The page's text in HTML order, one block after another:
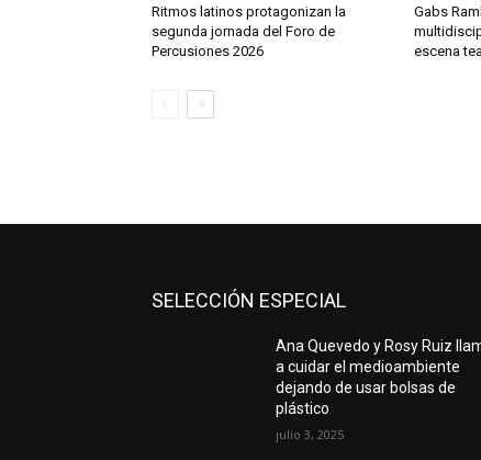
Ritmos latinos protagonizan la
segunda jornada del Foro de
Percusiones 2026
Gabs
escena
SELECCIÓN ESPECIAL
Ana Quevedo y Rosy Ruiz
a cuidar el medioambiente
dejando de usar bolsas de
plástico
julio 3, 2025